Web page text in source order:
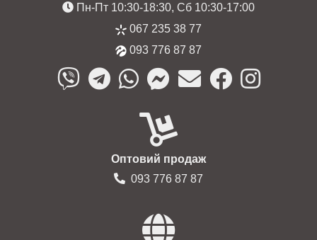
Пн-Пт 10:30-18:30, Сб 10:30-17:00
067 235 38 77
093 776 87 87
Оптовий продаж
093 776 87 87